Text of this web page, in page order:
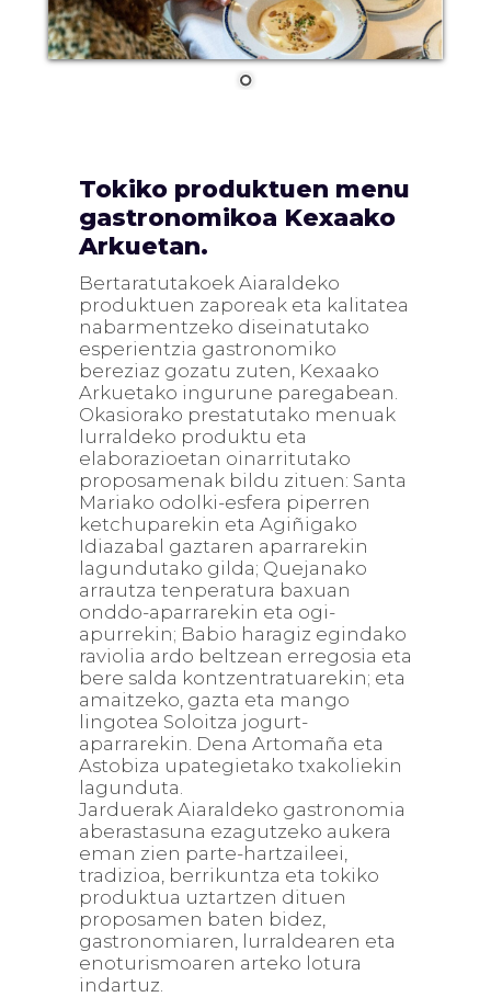
Tokiko produktuen menu
gastronomikoa Kexaako
Arkuetan.
Bertaratutakoek Aiaraldeko
produktuen zaporeak eta kalitatea
nabarmentzeko diseinatutako
esperientzia gastronomiko
bereziaz gozatu zuten, Kexaako
Arkuetako ingurune paregabean.
Okasiorako prestatutako menuak
lurraldeko produktu eta
elaborazioetan oinarritutako
proposamenak bildu zituen: Santa
Mariako odolki-esfera piperren
ketchuparekin eta Agiñigako
Idiazabal gaztaren aparrarekin
lagundutako gilda; Quejanako
arrautza tenperatura baxuan
onddo-aparrarekin eta ogi-
apurrekin; Babio haragiz egindako
raviolia ardo beltzean erregosia eta
bere salda kontzentratuarekin; eta
amaitzeko, gazta eta mango
lingotea Soloitza jogurt-
aparrarekin. Dena Artomaña eta
Astobiza upategietako txakoliekin
lagunduta.
Jarduerak Aiaraldeko gastronomia
aberastasuna ezagutzeko aukera
eman zien parte-hartzaileei,
tradizioa, berrikuntza eta tokiko
produktua uztartzen dituen
proposamen baten bidez,
gastronomiaren, lurraldearen eta
enoturismoaren arteko lotura
indartuz.